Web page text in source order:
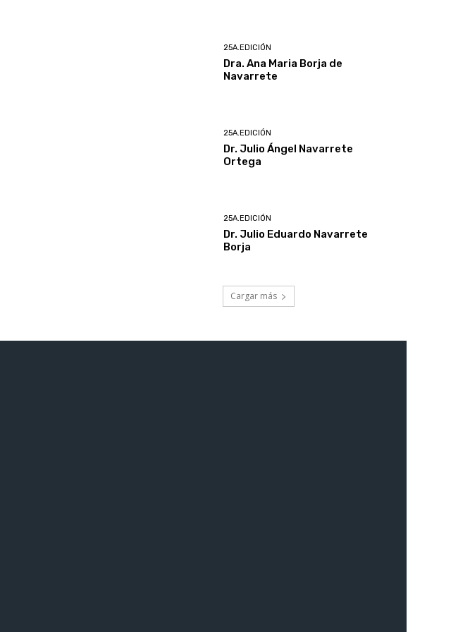
25A.EDICIÓN
Dra. Ana Maria Borja de
Navarrete
25A.EDICIÓN
Dr. Julio Ángel Navarrete
Ortega
25A.EDICIÓN
Dr. Julio Eduardo Navarrete
Borja
Cargar más